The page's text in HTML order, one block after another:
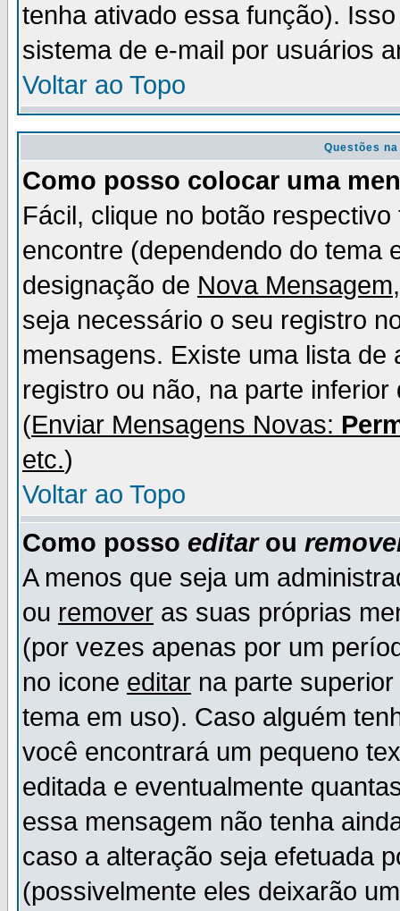
tenha ativado essa função).
sistema de e-mail por usuários
Voltar ao Topo
Questões
Como posso colocar uma
Fácil, clique no botão
encontre (dependendo do tema
designação de Nova Mensagem
seja necessário o seu registro
mensagens. Existe uma lista
registro ou não, na parte
(Enviar Mensagens Novas:
etc.)
Voltar ao Topo
Como posso editarou
A menos que seja um
ou remover as suas próprias
(por vezes apenas por um
no icone editar na parte
tema em uso). Caso alguém
você encontrará um pequeno
editada e eventualmente
essa mensagem não tenha
caso a alteração seja efetuada
(possivelmente eles deixarão